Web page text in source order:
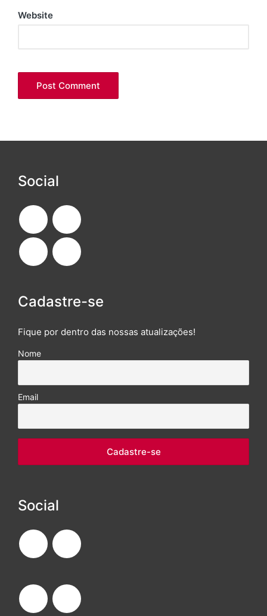
Website
Social
Cadastre-se
Fique por dentro das nossas atualizações!
Nome
Email
Social